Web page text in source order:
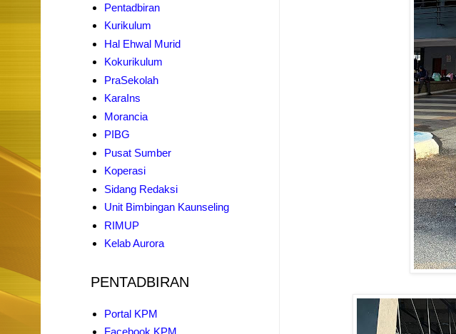
Pentadbiran
Kurikulum
Hal Ehwal Murid
Kokurikulum
PraSekolah
KaraIns
Morancia
PIBG
Pusat Sumber
Koperasi
Sidang Redaksi
Unit Bimbingan Kaunseling
RIMUP
Kelab Aurora
PENTADBIRAN
Portal KPM
Facebook KPM